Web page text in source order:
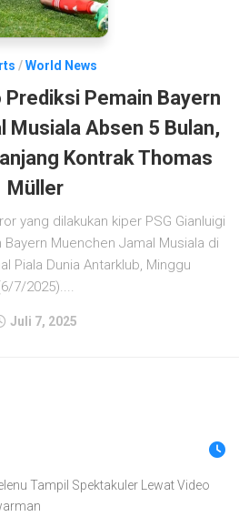
/World News
Prediksi Pemain Bayern
Musiala Absen 5 Bulan,
Kontrak Thomas
Müller
yang dilakukan kiper PSG Gianluigi
Muenchen Jamal Musiala di
Piala Dunia Antarklub, Minggu
7/2025)....
Juli 7, 2025
Tampil Spektakuler Lewat Video